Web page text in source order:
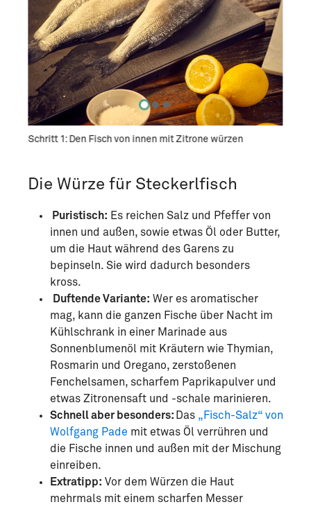
Schritt 1: Den Fisch von innen mit Zitrone würzen
Die Würze für Steckerlfisch
Puristisch: Es reichen Salz und Pfeffer von
innen und außen, sowie etwas Öl oder Butter,
um die Haut während des Garens zu
bepinseln. Sie wird dadurch besonders
kross.
Duftende Variante: Wer es aromatischer
mag, kann die ganzen Fische über Nacht im
Kühlschrank in einer Marinade aus
Sonnenblumenöl mit Kräutern wie Thymian,
Rosmarin und Oregano, zerstoßenen
Fenchelsamen, scharfem Paprikapulver und
etwas Zitronensaft und -schale marinieren.
Schnell aber besonders: Das „Fisch-Salz“ von
Wolfgang Pade mit etwas Öl verrühren und
die Fische innen und außen mit der Mischung
einreiben.
Extratipp: Vor dem Würzen die Haut
mehrmals mit einem scharfen Messer